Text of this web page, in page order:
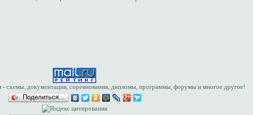
Поделиться…